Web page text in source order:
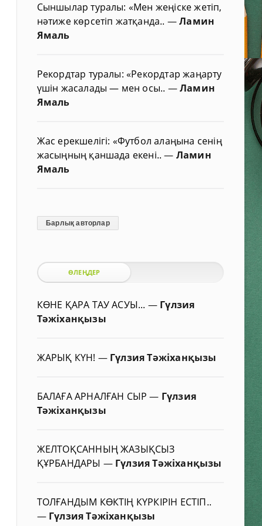
Сыншылар туралы: «Мен жеңіске жетіп,
нәтиже көрсетіп жатқанда.. —Ламин
Ямаль
Рекордтар туралы: «Рекордтар жаңарту
үшін жасалады — мен осы.. —Ламин
Ямаль
Жас ерекшелігі: «Футбол алаңына сенің
жасыңның қаншада екені..— Ламин
Ямаль
Барлық авторлар
ӨЛЕҢДЕР
КӨНЕ ҚАРА ТАУ АСУЫ... — Гүлзия
Тәжіханқызы
ЖАРЫҚ КҮН! — Гүлзия Тәжіханқызы
БАЛАҒА АРНАЛҒАН СЫР— Гүлзия
Тәжіханқызы
ЖЕЛТОҚСАННЫҢ ЖАЗЫҚСЫЗ
ҚҰРБАНДАРЫ — Гүлзия Тәжіханқызы
ТОЛҒАНДЫМ КӨКТІҢ КҮРКІРІН ЕСТІП..
— Гүлзия Тәжіханқызы